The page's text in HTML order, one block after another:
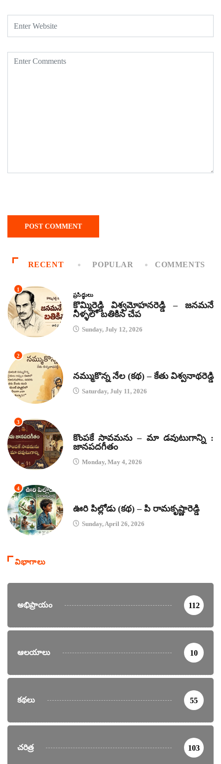
RECENT POPULAR COMMENTS
1
ప్రసిద్ధులు
కొమ్మిరెడ్డి విశ్వమోహనరెడ్డి – జనమనే
నీళ్ళలో బతికిన చేప
Sunday, July 12, 2026
2
నమ్ముకొన్న నేల (కథ) – కేతు విశ్వనాథరెడ్డి
Saturday, July 11, 2026
3
కొంపకే సావమను – మా డవుటుగాన్ని :
జానపదగీతం
Monday, May 4, 2026
4
ఊరి పిల్లోడు (కథ) – పి రామకృష్ణారెడ్డి
Sunday, April 26, 2026
విభాగాలు
అభిప్రాయం 112
ఆలయాలు 10
కథలు 55
చరిత్ర 103